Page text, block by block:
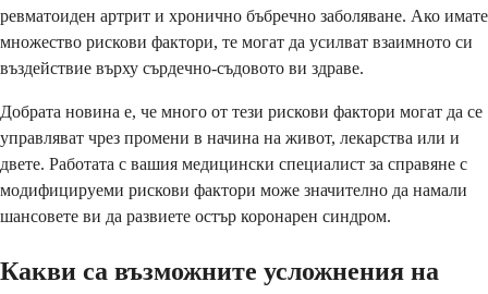
ревматоиден артрит и хронично бъбречно заболяване. Ако имате
множество рискови фактори, те могат да усилват взаимното си
въздействие върху сърдечно-съдовото ви здраве.
Добрата новина е, че много от тези рискови фактори могат да се
управляват чрез промени в начина на живот, лекарства или и
двете. Работата с вашия медицински специалист за справяне с
модифицируеми рискови фактори може значително да намали
шансовете ви да развиете остър коронарен синдром.
Какви са възможните усложнения на